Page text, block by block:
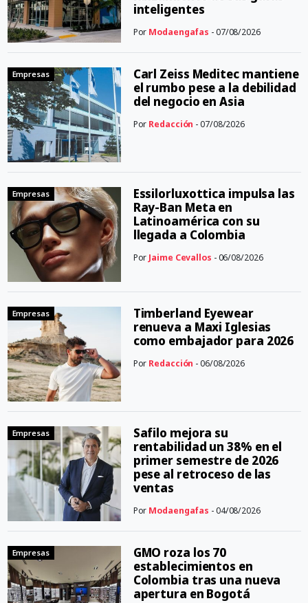
inteligentes
Por Modaengafas - 07/08/2026
Empresas
Carl Zeiss Meditec mantiene
el rumbo pese a la debilidad
del negocio en Asia
Por Redacción - 07/08/2026
Empresas
Essilorluxottica impulsa las
Ray-Ban Meta en
Latinoamérica con su
llegada a Colombia
Por Jaime Cevallos - 06/08/2026
Empresas
Timberland Eyewear
renueva a Maxi Iglesias
como embajador para 2026
Por Redacción - 06/08/2026
Empresas
Safilo mejora su
rentabilidad un 38% en el
primer semestre de 2026
pese al retroceso de las
ventas
Por Modaengafas - 04/08/2026
Empresas
GMO roza los 70
establecimientos en
Colombia tras una nueva
apertura en Bogotá